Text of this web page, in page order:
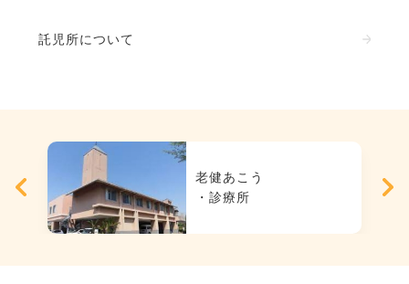
託児所について
老健あこう
・診療所